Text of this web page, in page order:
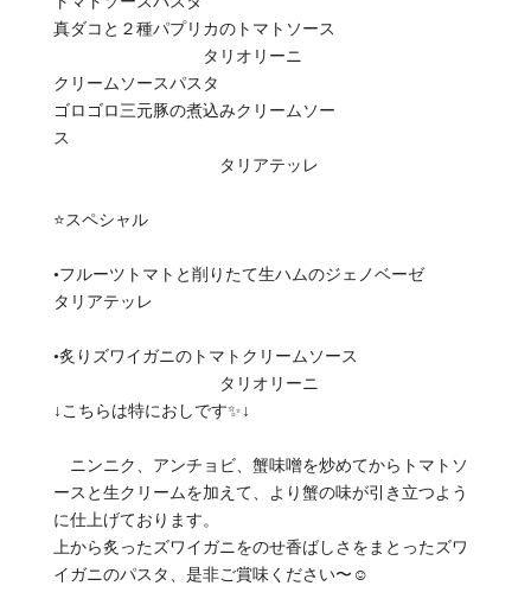
真ダコと２種パプリカのトマトソース
タリオリーニ
クリームソースパスタ
ゴロゴロ三元豚の煮込みクリームソー
ス
タリアテッレ
⭐️スペシャル
•フルーツトマトと削りたて生ハムのジェノベーゼ
タリアテッレ
•炙りズワイガニのトマトクリームソース
タリオリーニ
↓こちらは特におしです‍✨↓
ニンニク、アンチョビ、蟹味噌を炒めてからトマトソ
ースと生クリームを加えて、より蟹の味が引き立つよう
に仕上げております。
上から炙ったズワイガニをのせ香ばしさをまとったズワ
イガニのパスタ、是非ご賞味ください〜☺️